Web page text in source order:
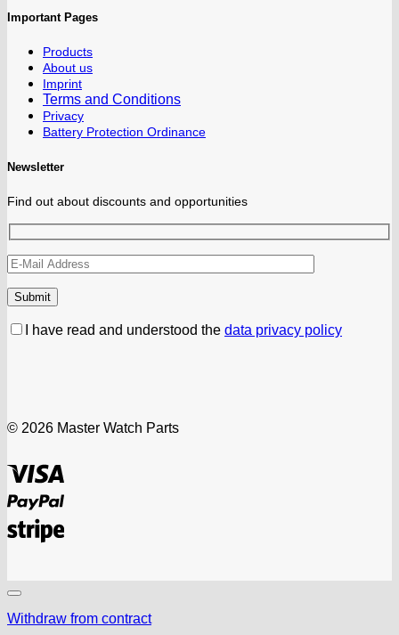
Important Pages
Products
About us
Imprint
Terms and Conditions
Privacy
Battery Protection Ordinance
Newsletter
Find out about discounts and opportunities
I have read and understood the data privacy policy
© 2026 Master Watch Parts
PayPal
Stripe
Withdraw from contract